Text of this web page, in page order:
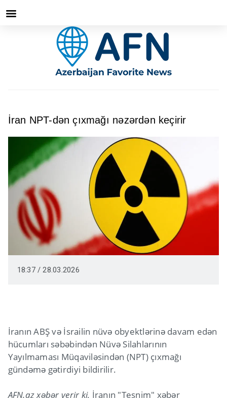
İran NPT-dən çıxmağı nəzərdən keçirir
18:37 / 28.03.2026
İranın ABŞ və İsrailin nüvə obyektlərinə davam edən
hücumları səbəbindən Nüvə Silahlarının
Yayılmaması Müqaviləsindən (NPT) çıxmağı
gündəmə gətirdiyi bildirilir.
AFN.az xəbər verir ki, İranın "Tesnim" xəbər